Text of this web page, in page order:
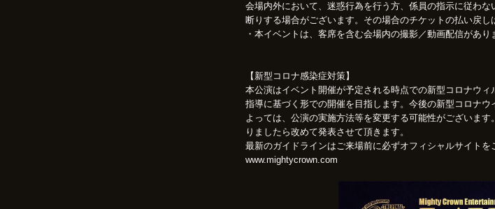
会場内外において、迷惑行為を行う方、係員の指示に従わ
断りする場合がございます。その場合のチケットの払い戻し
・本イベントは、客席を含む会場内の撮影／動画配信があり
【新型コロナ感染症対策】
本公演はイベント開催が予定される時点での新型コロナウ
指導に基づく形での開催を目指します。今後の新型コロナ
よっては、公演の実施方法等を変更する可能性がございま
りましたら改めて発表させて頂きます。
最新のガイドラインはご来場前に必ずオフィシャルサイトを
www.mightycrown.com